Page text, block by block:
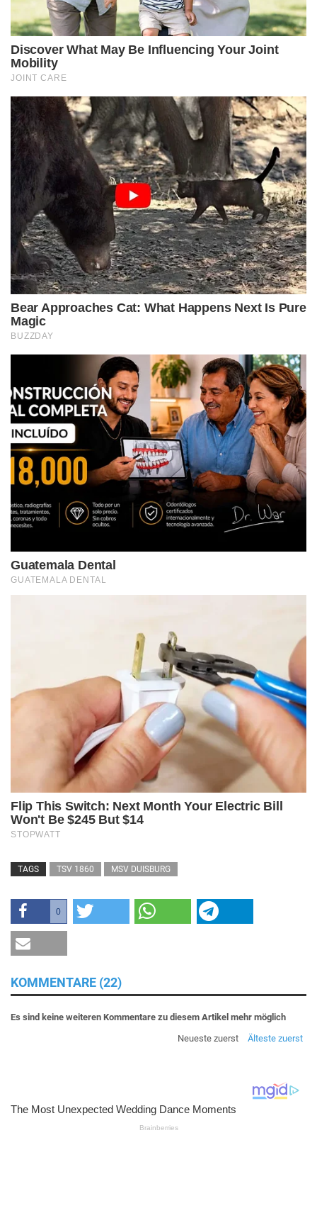
TAGS TSV 1860 MSV DUISBURG
0
KOMMENTARE (22)
Es sind keine weiteren Kommentare zu diesem Artikel mehr möglich
Neueste zuerst
Älteste zuerst